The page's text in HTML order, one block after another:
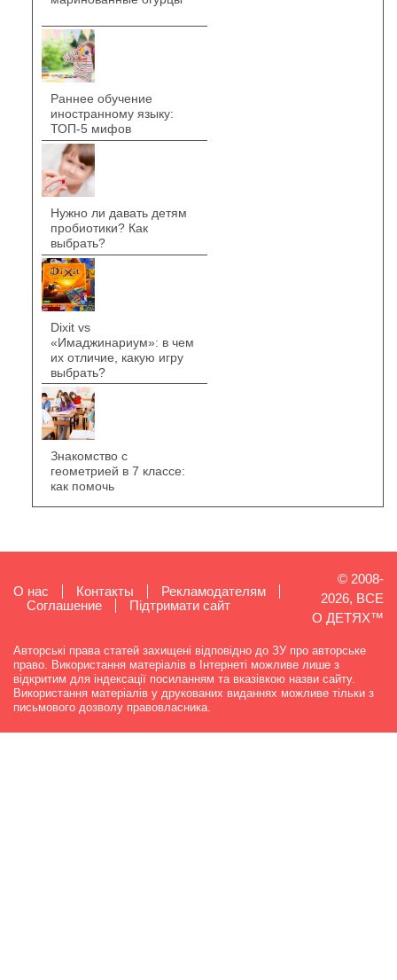
Раннее обучение
иностранному языку:
ТОП-5 мифов
Нужно ли давать детям
пробиотики? Как
выбрать?
Dixit vs
«Имаджинариум»: в чем
их отличие, какую игру
выбрать?
Знакомство с
геометрией в 7 классе:
как помочь
О нас Контакты
Рекламодателям
Cоглашение
Підтримати сайт
© 2008-
2026, ВСЕ
О ДЕТЯХ™
Авторські права статей захищені відповідно до ЗУ про авторське
право. Використання матеріалів в Інтернеті можливе лише з
відкритим для індексації посиланням та вказівкою назви сайту.
Використання матеріалів у друкованих виданнях можливе тільки з
письмового дозволу правовласника.